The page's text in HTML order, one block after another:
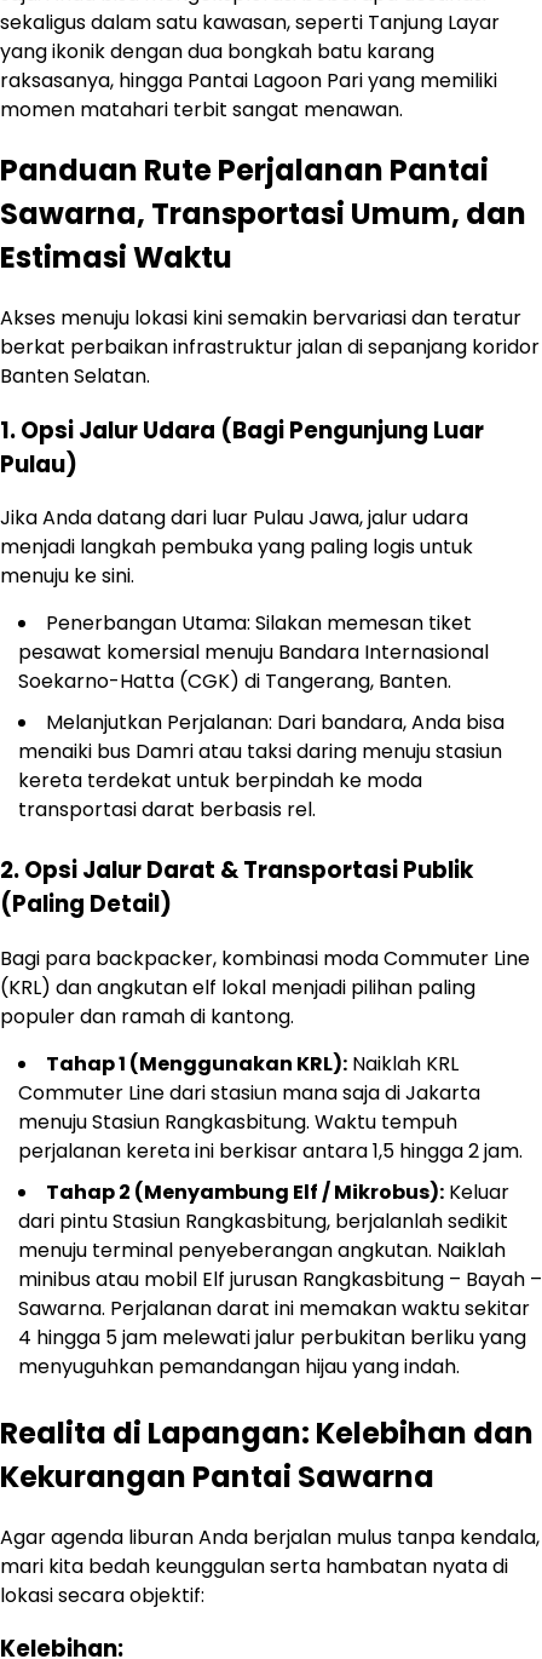
sekaligus dalam satu kawasan, seperti Tanjung Layar
yang ikonik dengan dua bongkah batu karang
raksasanya, hingga Pantai Lagoon Pari yang memiliki
momen matahari terbit sangat menawan.
Panduan Rute Perjalanan Pantai
Sawarna, Transportasi Umum, dan
Estimasi Waktu
Akses menuju lokasi kini semakin bervariasi dan teratur
berkat perbaikan infrastruktur jalan di sepanjang koridor
Banten Selatan.
1. Opsi Jalur Udara (Bagi Pengunjung Luar
Pulau)
Jika Anda datang dari luar Pulau Jawa, jalur udara
menjadi langkah pembuka yang paling logis untuk
menuju ke sini.
Penerbangan Utama: Silakan memesan tiket
pesawat komersial menuju Bandara Internasional
Soekarno-Hatta (CGK) di Tangerang, Banten.
Melanjutkan Perjalanan: Dari bandara, Anda bisa
menaiki bus Damri atau taksi daring menuju stasiun
kereta terdekat untuk berpindah ke moda
transportasi darat berbasis rel.
2. Opsi Jalur Darat & Transportasi Publik
(Paling Detail)
Bagi para backpacker, kombinasi moda Commuter Line
(KRL) dan angkutan elf lokal menjadi pilihan paling
populer dan ramah di kantong.
Tahap 1 (Menggunakan KRL): Naiklah KRL
Commuter Line dari stasiun mana saja di Jakarta
menuju Stasiun Rangkasbitung. Waktu tempuh
perjalanan kereta ini berkisar antara 1,5 hingga 2 jam.
Tahap 2 (Menyambung Elf / Mikrobus): Keluar
dari pintu Stasiun Rangkasbitung, berjalanlah sedikit
menuju terminal penyeberangan angkutan. Naiklah
minibus atau mobil Elf jurusan Rangkasbitung – Bayah –
Sawarna. Perjalanan darat ini memakan waktu sekitar
4 hingga 5 jam melewati jalur perbukitan berliku yang
menyuguhkan pemandangan hijau yang indah.
Realita di Lapangan: Kelebihan dan
Kekurangan Pantai Sawarna
Agar agenda liburan Anda berjalan mulus tanpa kendala,
mari kita bedah keunggulan serta hambatan nyata di
lokasi secara objektif:
Kelebihan: